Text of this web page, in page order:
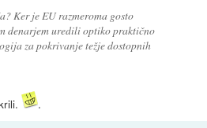
Ker je EU razmeroma gosto
denarjem uredili optiko praktično
za pokrivanje težje dostopnih
.